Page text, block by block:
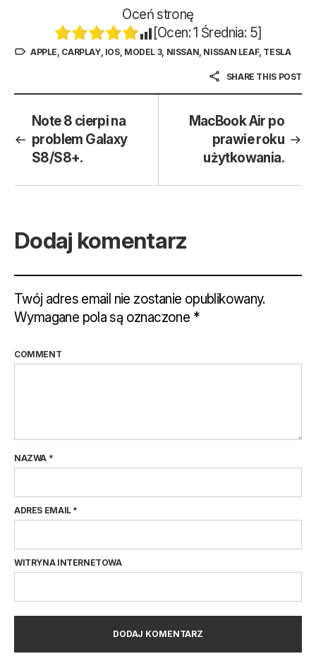
Oceń stronę
[Ocen:1 Średnia: 5]
APPLE, CARPLAY, IOS, MODEL 3, NISSAN, NISSAN LEAF, TESLA
SHARE THIS POST
Note 8 cierpi na
problem Galaxy
S8/S8+.
MacBook Air po
prawie roku
użytkowania.
Dodaj komentarz
Twój adres email nie zostanie opublikowany.
Wymagane pola są oznaczone *
COMMENT
NAZWA *
ADRES EMAIL *
WITRYNA INTERNETOWA